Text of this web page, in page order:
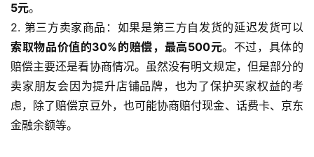
5元。
2. 第三方卖家商品：如果是第三方自发货的延迟发货可以
索取物品价值的30%的赔偿，最高500元。不过，具体的
赔偿主要还是看协商情况。虽然没有明文规定，但是部分的
卖家朋友会因为提升店铺品牌，也为了保护买家权益的考
虑，除了赔偿京豆外，也可能协商赔付现金、话费卡、京东
金融余额等。